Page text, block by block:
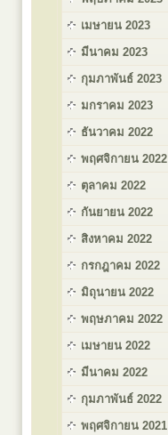
เมษายน 2023
มีนาคม 2023
กุมภาพันธ์ 2023
มกราคม 2023
ธันวาคม 2022
พฤศจิกายน 2022
ตุลาคม 2022
กันยายน 2022
สิงหาคม 2022
กรกฎาคม 2022
มิถุนายน 2022
พฤษภาคม 2022
เมษายน 2022
มีนาคม 2022
กุมภาพันธ์ 2022
พฤศจิกายน 2021